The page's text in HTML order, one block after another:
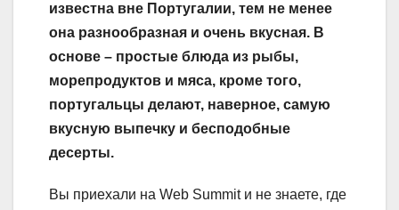
известна вне Португалии, тем не менее
она разнообразная и очень вкусная. В
основе – простые блюда из рыбы,
морепродуктов и мяса, кроме того,
португальцы делают, наверное, самую
вкусную выпечку и бесподобные
десерты.
Вы приехали на Web Summit и не знаете, где